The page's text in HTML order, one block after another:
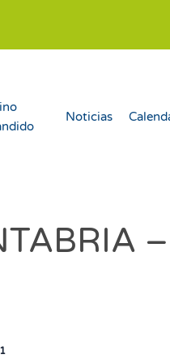
Noticias